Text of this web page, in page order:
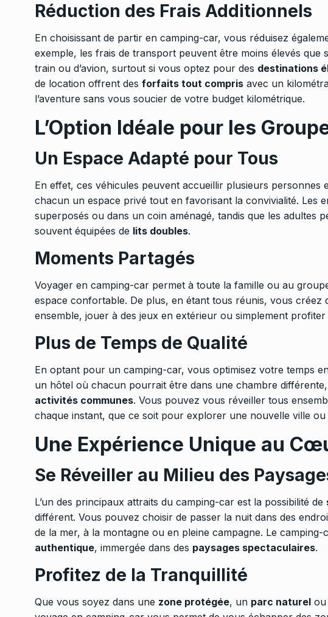
Réduction des Frais Additionnels
En choisissant de partir en camping-car, vous réduisez
exemple, les frais de transport peuvent être moins élevés que
train ou d’avion, surtout si vous optez pour des destinations
de location offrent des forfaits tout compris avec un
l’aventure sans vous soucier de votre budget kilométrique.
L’Option Idéale pour les
Un Espace Adapté pour Tous
En effet, ces véhicules peuvent accueillir plusieurs
chacun un espace privé tout en favorisant la convivialité. Les
superposés ou dans un coin aménagé, tandis que les adultes
souvent équipées de lits doubles.
Moments Partagés
Voyager en camping-car permet à toute la famille ou au
espace confortable. De plus, en étant tous réunis, vous créez
ensemble, jouer à des jeux en extérieur ou simplement profiter
Plus de Temps de Qualité
En optant pour un camping-car, vous optimisez votre temps
un hôtel où chacun pourrait être dans une chambre
activités communes. Vous pouvez vous réveiller tous
chaque instant, que ce soit pour explorer une nouvelle ville
Une Expérience Unique au
Se Réveiller au Milieu des
L’un des principaux attraits du camping-car est la possibilité de
différent. Vous pouvez choisir de passer la nuit dans des
de la mer, à la montagne ou en pleine campagne. Le
authentique, immergée dans des paysages spectaculaires.
Profitez de la Tranquillité
Que vous soyez dans une zone protégée, un parc naturel